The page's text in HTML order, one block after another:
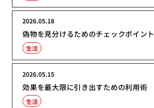
偽物を見分けるためのチェックポイント
2026.05.18
生活
効果を最大限に引き出すための利用術
2026.05.15
生活